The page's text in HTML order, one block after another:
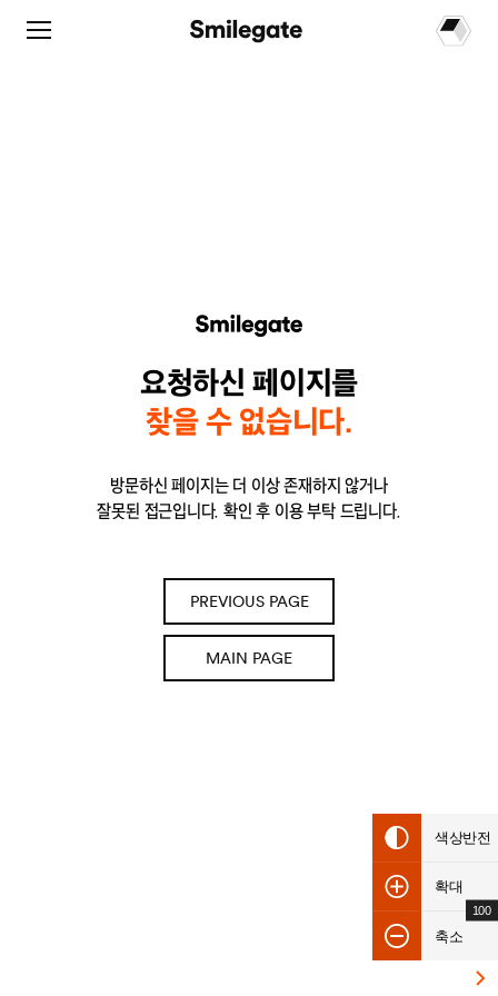
색상반전
확대
축소
100
요청하신 페이지를
찾을 수 없습니다.
방문하신 페이지는 더 이상 존재하지 않거나
잘못된 접근입니다. 확인 후 이용 부탁 드립니다.
PREVIOUS PAGE
MAIN PAGE